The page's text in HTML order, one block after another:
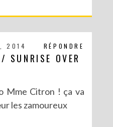
RÉPONDRE
2014
SUNRISE OVER
Mme Citron ! ça va
les zamoureux